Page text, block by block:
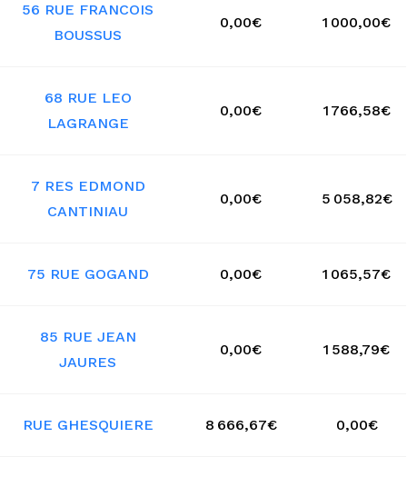
56 RUE FRANCOIS
BOUSSUS
0,00€ 1 000,00€
68 RUE LEO
LAGRANGE
0,00€ 1 766,58€
7 RES EDMOND
CANTINIAU
0,00€ 5 058,82€
75 RUE GOGAND 0,00€ 1 065,57€
85 RUE JEAN
JAURES
0,00€ 1 588,79€
RUE GHESQUIERE 8 666,67€ 0,00€